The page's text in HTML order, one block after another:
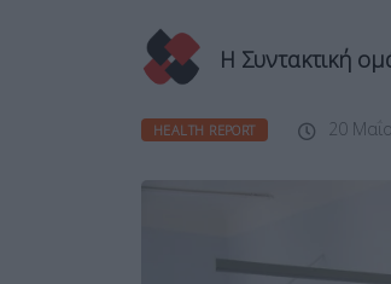
Η Συντακτική
HEALTH REPORT 20